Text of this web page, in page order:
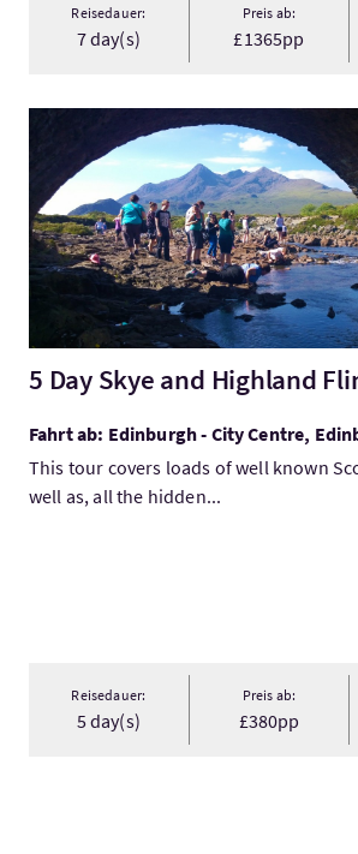
Reisedauer:
7 day(s)
Preis ab:
£1365pp
Mehr:5 Day Skye and Highland Fling
5 Day Skye and Highland
Fahrt ab: Edinburgh - City Centre,
This tour covers loads of well known
well as, all the hidden...
Reisedauer:
5 day(s)
Preis ab:
£380pp